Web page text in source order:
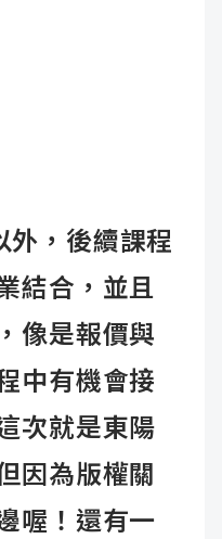
，後續課程
結合，並且
像是報價與
中有機會接
次就是東陽
因為版權關
喔！還有一